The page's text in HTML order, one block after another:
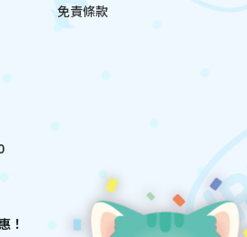
免責條款
！